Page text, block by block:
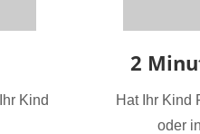
Kind
2
Hat Ihr Kind
oder